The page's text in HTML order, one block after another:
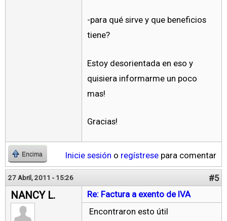
-para qué sirve y que beneficios
tiene?
Estoy desorientada en eso y
quisiera informarme un poco
mas!
Gracias!
Encima Inicie sesión o regístrese para comentar
27 Abril, 2011 - 15:26 #5
NANCY L.
Re: Factura a exento de IVA
Encontraron esto útil